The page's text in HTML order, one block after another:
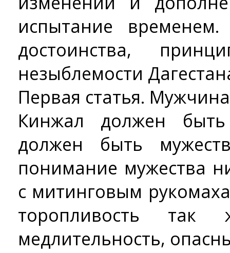
испытание
достоинства,
незыблемости
Первая статья.
Кинжал должен
должен быть
понимание мужества
с митинговым
торопливость так
медлительность,